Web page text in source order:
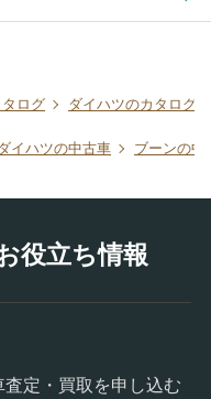
ログ ダイハツのカタログ
イハツの中古車 ブーンの中
役立ち情報
査定・買取を申し込む